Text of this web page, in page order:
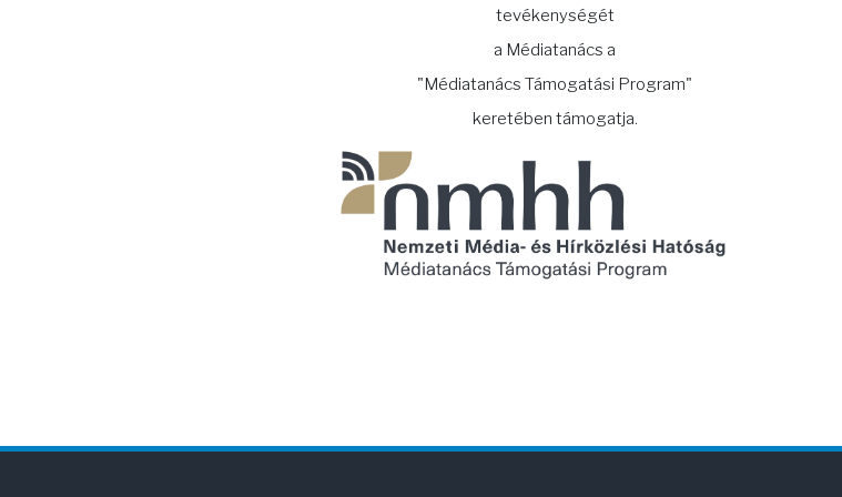
tevékenységét
a Médiatanács a
"Médiatanács Támogatási Program"
keretében támogatja.